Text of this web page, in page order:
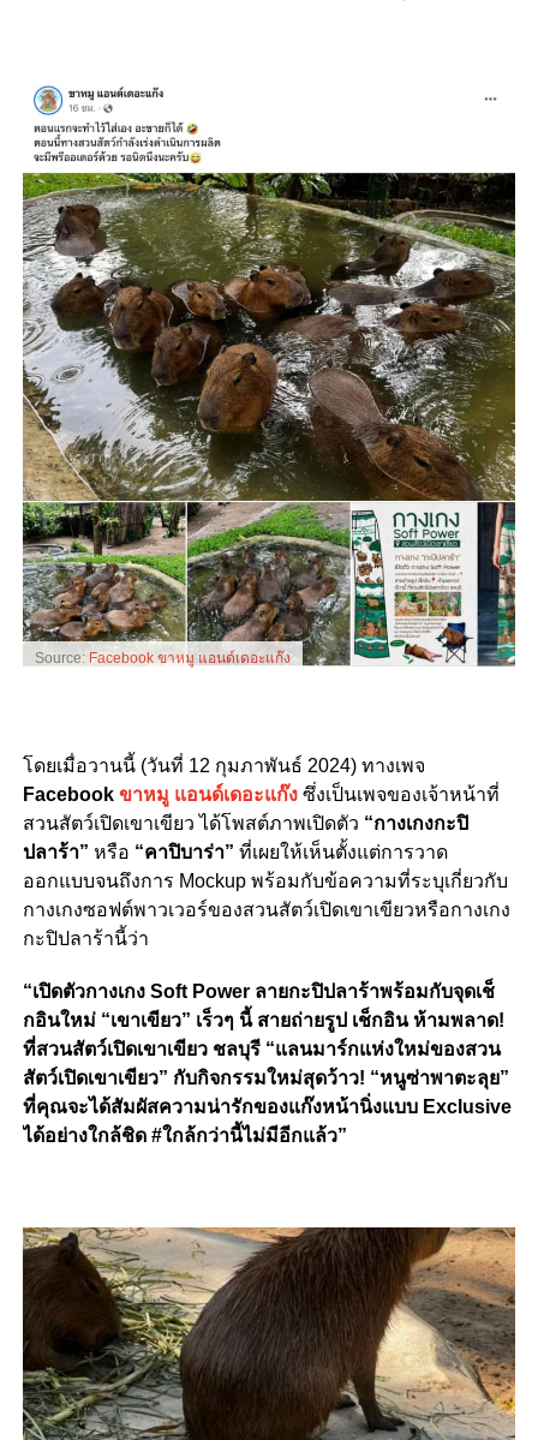
Source: Facebook ขาหมู แอนด์เดอะแก๊ง
โดยเมื่อวานนี้ (วันที่ 12 กุมภาพันธ์ 2024) ทางเพจ
Facebook ขาหมู แอนด์เดอะแก๊ง ซึ่งเป็นเพจของเจ้าหน้าที่
สวนสัตว์เปิดเขาเขียวได้โพสต์ภาพเปิดตัว “กางเกงกะปิ
ปลาร้า” หรือ “คาปิบาร่า” ที่เผยให้เห็นตั้งแต่การวาด
ออกแบบจนถึงการ Mockup พร้อมกับข้อความที่ระบุเกี่ยวกับ
กางเกงซอฟต์พาวเวอร์ของสวนสัตว์เปิดเขาเขียวหรือกางเกง
กะปิปลาร้านี้ว่า
“เปิดตัวกางเกง Soft Power ลายกะปิปลาร้าพร้อมกับจุดเช็
กอินใหม่ “เขาเขียว” เร็วๆ นี้ สายถ่ายรูป เช็กอิน ห้ามพลาด!
ที่สวนสัตว์เปิดเขาเขียว ชลบุรี “แลนมาร์กแห่งใหม่ของสวน
สัตว์เปิดเขาเขียว” กับกิจกรรมใหม่สุดว้าว! “หนูซ่าพาตะลุย”
ที่คุณจะได้สัมผัสความน่ารักของแก๊งหน้านิ่งแบบ Exclusive
ได้อย่างใกล้ชิด #ใกล้กว่านี้ไม่มีอีกแล้ว”